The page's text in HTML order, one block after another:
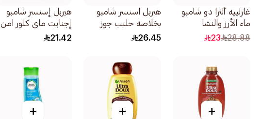
غارنييه ألترا دو شامبو
ماء الأرز والنشا
400مل
28.88
23
هيربل اسنسز شامبو
بخلاصة حليب جوز
الهند للتجديد والترطيب
26.45
هيربل إسنسز شامبو
إجنايت ماي كلور امن
للشعر المصبوغ 400مل
21.42
+
+
+